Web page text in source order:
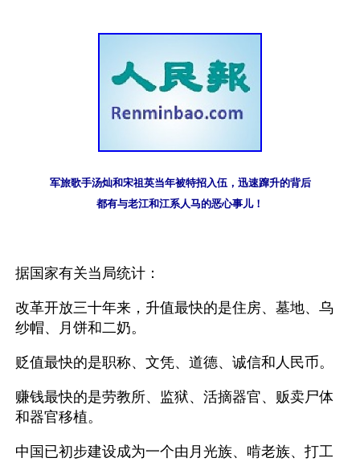
军旅歌手汤灿和宋祖英当年被特招入伍，迅速蹿升的背后
都有与老江和江系人马的恶心事儿！
据国家有关当局统计：
改革开放三十年来，升值最快的是住房、墓地、乌
纱帽、月饼和二奶。
贬值最快的是职称、文凭、道德、诚信和人民币。
赚钱最快的是劳教所、监狱、活摘器官、贩卖尸体
和器官移植。
中国已初步建设成为一个由月光族、啃老族、打工